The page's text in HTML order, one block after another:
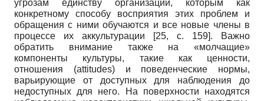
угрозам единству организации, которым как
конкретному способу восприятия этих проблем и
обращения с ними обучаются и все новые члены в
процессе их аккультурации
[25, с. 159]. Важно
обратить внимание также на «молчащие»
компоненты культуры, такие как ценности,
отношения (attitudes) и поведенческие нормы,
варьирующие от доступных для наблюдения до
недоступных для него. На поверхности находятся